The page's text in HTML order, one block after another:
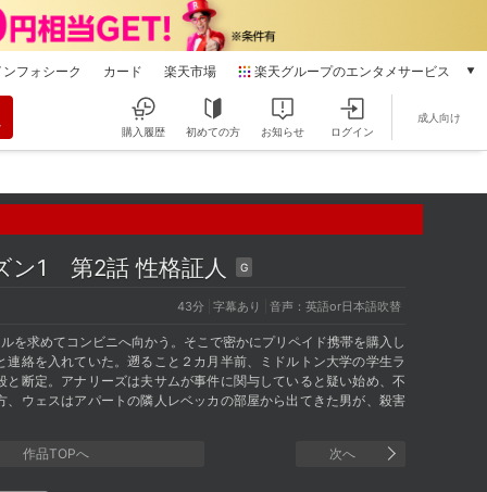
ンフォシーク カード 楽天市場 楽天グループのエンタメサービス
本/ゲーム/CD/DVD
電子書籍
音楽配信
動画配信
動画配信ガイド
Rakuten PLAY
購入履歴 初めての方 お知らせ ログイン
成人向け
ン1 第2話 性格証人 G
43分 字幕あり 音声：英語or日本語吹替
を求めてコンビニへ向かう。そこで密かにプリペイド携帯を購入し
絡を入れていた。遡ること２カ月半前、ミドルトン大学の学生ラ
断定。アナリーズは夫サムが事件に関与していると疑い始め、不
ウェスはアパートの隣人レベッカの部屋から出てきた男が、殺害
作品TOPへ 次へ